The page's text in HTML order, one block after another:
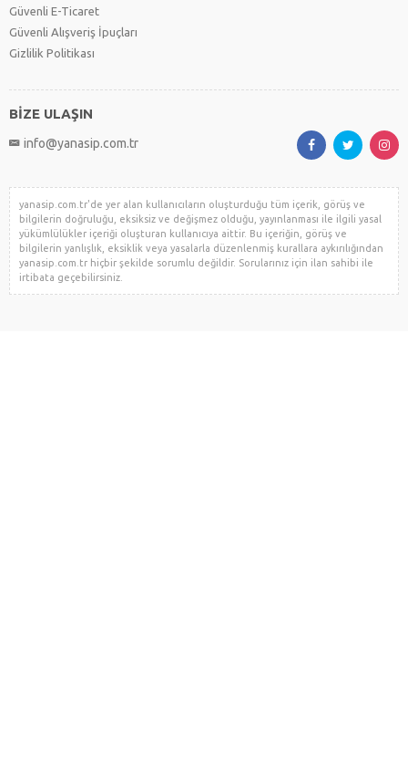
Güvenli E-Ticaret
Güvenli Alışveriş İpuçları
Gizlilik Politikası
BİZE ULAŞIN
info@yanasip.com.tr
yanasip.com.tr'de yer alan kullanıcıların oluşturduğu tüm içerik, görüş ve
bilgilerin doğruluğu, eksiksiz ve değişmez olduğu, yayınlanması ile ilgili yasal
yükümlülükler içeriği oluşturan kullanıcıya aittir. Bu içeriğin, görüş ve
bilgilerin yanlışlık, eksiklik veya yasalarla düzenlenmiş kurallara aykırılığından
yanasip.com.tr hiçbir şekilde sorumlu değildir. Sorularınız için ilan sahibi ile
irtibata geçebilirsiniz.